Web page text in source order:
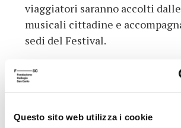
Questo sito web utilizza i cookie
viaggiatori saranno accolti
musicali cittadine e
sedi del Festival.
Torna all'archivio delle notizie
Pubblicata da: Festival Filosofia il